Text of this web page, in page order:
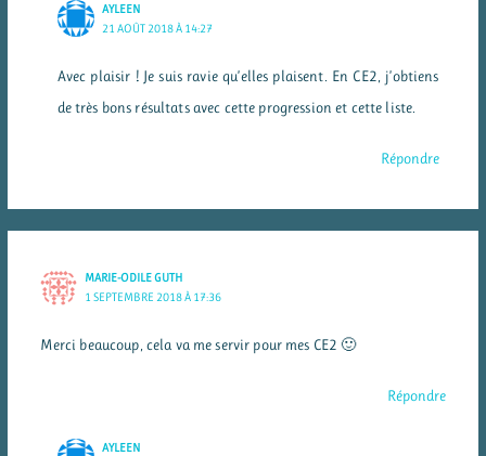
AYLEEN
21 AOÛT 2018 À 14:27
Avec plaisir ! Je suis ravie qu’elles plaisent. En CE2, j’obtiens
de très bons résultats avec cette progression et cette liste.
Répondre
MARIE-ODILE GUTH
1 SEPTEMBRE 2018 À 17:36
Merci beaucoup, cela va me servir pour mes CE2 🙂
Répondre
AYLEEN